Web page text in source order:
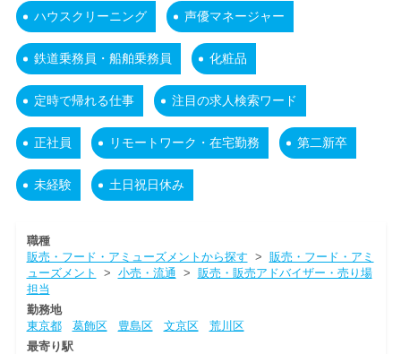
ハウスクリーニング 声優マネージャー
鉄道乗務員・船舶乗務員 化粧品
定時で帰れる仕事 注目の求人検索ワード
正社員 リモートワーク・在宅勤務 第二新卒
未経験 土日祝日休み
職種
販売・フード・アミューズメントから探す > 販売・フード・アミ
ューズメント
> 小売・流通 > 販売・販売アドバイザー・売り場
担当
勤務地
東京都
葛飾区 豊島区 文京区
荒川区
最寄り駅